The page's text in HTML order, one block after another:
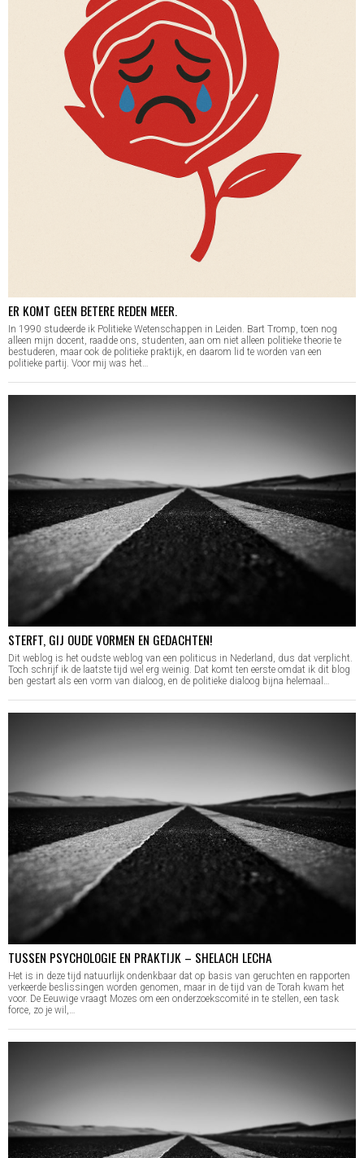
ER KOMT GEEN BETERE REDEN MEER.
In 1990 studeerde ik Politieke Wetenschappen in Leiden. Bart Tromp, toen nog
alleen mijn docent, raadde ons, studenten, aan om niet alleen politieke theorie te
bestuderen, maar ook de politieke praktijk, en daarom lid te worden van een
politieke partij. Voor mij was het…
STERFT, GIJ OUDE VORMEN EN GEDACHTEN!
Dit weblog is het oudste weblog van een politicus in Nederland, dus dat verplicht.
Toch schrijf ik de laatste tijd wel erg weinig. Dat komt ten eerste omdat ik dit blog
ben gestart als een vorm van dialoog, en de politieke dialoog bijna helemaal…
TUSSEN PSYCHOLOGIE EN PRAKTIJK – SHELACH LECHA
Het is in deze tijd natuurlijk ondenkbaar dat op basis van geruchten en rapporten
verkeerde beslissingen worden genomen, maar in de tijd van de Torah kwam het
voor. De Eeuwige vraagt Mozes om een onderzoekscomité in te stellen, een task
force, zo je wil,…